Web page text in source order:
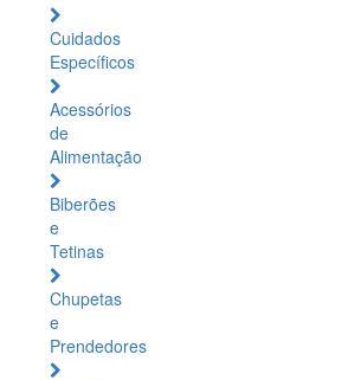
Cuidados
Específicos
Acessórios
de
Alimentação
Biberões
e
Tetinas
Chupetas
e
Prendedores